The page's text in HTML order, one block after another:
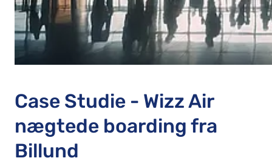
Case Studie - Wizz Air
nægtede boarding fra
Billund